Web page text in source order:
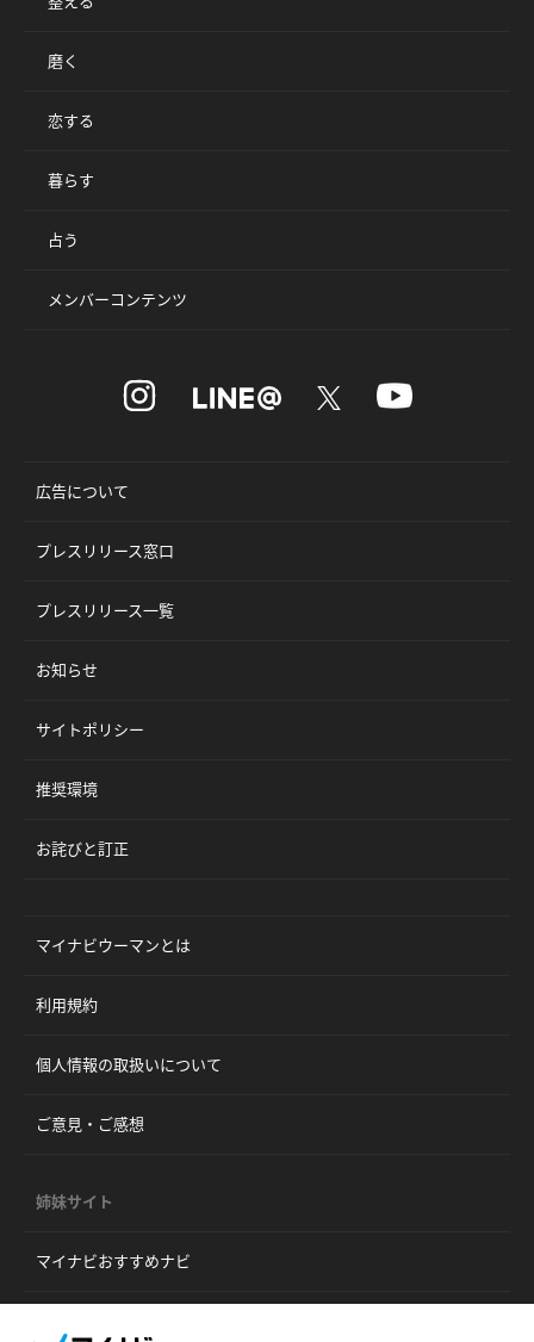
磨く
恋する
暮らす
占う
メンバーコンテンツ
広告について
プレスリリース窓口
プレスリリース一覧
お知らせ
サイトポリシー
推奨環境
お詫びと訂正
マイナビウーマンとは
利用規約
個人情報の取扱いについて
ご意見・ご感想
姉妹サイト
マイナビおすすめナビ